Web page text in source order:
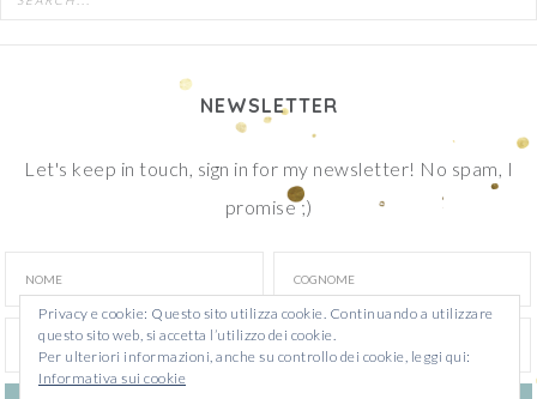
NEWSLETTER
Let's keep in touch, sign in for my newsletter! No spam, I
promise ;)
Privacy e cookie: Questo sito utilizza cookie. Continuando a utilizzare
questo sito web, si accetta l’utilizzo dei cookie.
Per ulteriori informazioni, anche su controllo dei cookie, leggi qui:
Informativa sui cookie